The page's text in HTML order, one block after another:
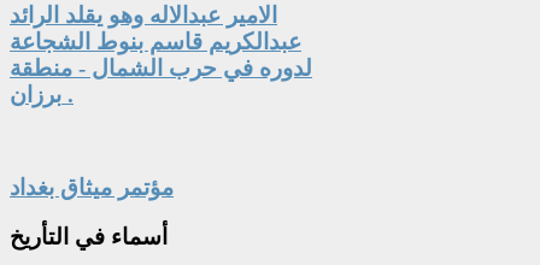
الامير عبدالاله وهو يقلد الرائد
عبدالكريم قاسم بنوط الشجاعة
لدوره في حرب الشمال - منطقة
برزان .
مؤتمر ميثاق بغداد
أسماء في التأريخ